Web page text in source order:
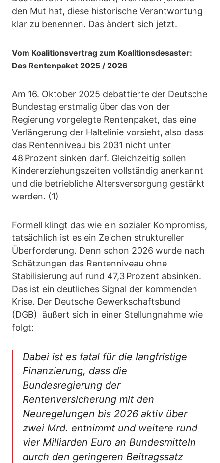
den Mut hat, diese historische Verantwortung
klar zu benennen. Das ändert sich jetzt.
Vom Koalitionsvertrag zum Koalitionsdesaster:
Das Rentenpaket 2025 / 2026
Am 16. Oktober 2025 debattierte der Deutsche
Bundestag erstmalig über das von der
Regierung vorgelegte Rentenpaket, das eine
Verlängerung der Haltelinie vorsieht, also dass
das Rentenniveau bis 2031 nicht unter
48 Prozent sinken darf. Gleichzeitig sollen
Kindererziehungszeiten vollständig anerkannt
und die betriebliche Altersversorgung gestärkt
werden. (1)
Formell klingt das wie ein sozialer Kompromiss,
tatsächlich ist es ein Zeichen struktureller
Überforderung. Denn schon 2026 wurde nach
Schätzungen das Rentenniveau ohne
Stabilisierung auf rund 47,3 Prozent absinken.
Das ist ein deutliches Signal der kommenden
Krise. Der Deutsche Gewerkschaftsbund
(DGB) äußert sich in einer Stellungnahme wie
folgt:
Dabei ist es fatal für die langfristige
Finanzierung, dass die
Bundesregierung der
Rentenversicherung mit den
Neuregelungen bis 2026 aktiv über
zwei Mrd. entnimmt und weitere rund
vier Milliarden Euro an Bundesmitteln
durch den geringeren Beitragssatz